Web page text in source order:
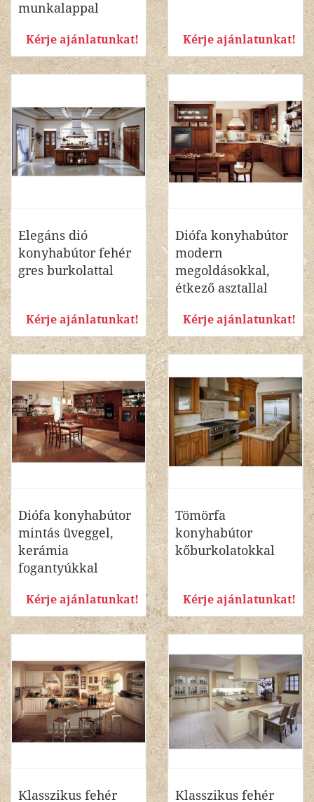
munkalappal
Kérje ajánlatunkat! Kérje ajánlatunkat!
Elegáns dió
konyhabútor fehér
gres burkolattal
Kérje ajánlatunkat!
Diófa konyhabútor
modern
megoldásokkal,
étkező asztallal
Kérje ajánlatunkat!
Diófa konyhabútor
mintás üveggel,
kerámia
fogantyúkkal
Kérje ajánlatunkat!
Tömörfa
konyhabútor
kőburkolatokkal
Kérje ajánlatunkat!
Klasszikus fehér Klasszikus fehér